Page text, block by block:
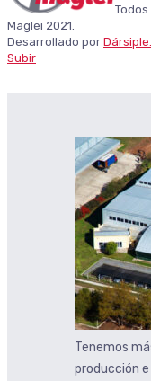
Maglei 2021.
Desarrollado por
Subir
Tenemos
producción